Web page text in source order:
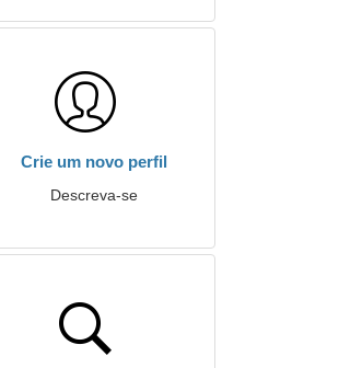
Crie um novo perfil
Descreva-se